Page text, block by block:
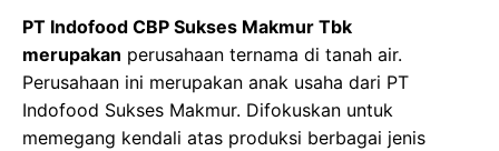
PT Indofood CBP Sukses Makmur Tbk
merupakan perusahaan ternama di tanah air.
Perusahaan ini merupakan anak usaha dari PT
Indofood Sukses Makmur. Difokuskan untuk
memegang kendali atas produksi berbagai jenis